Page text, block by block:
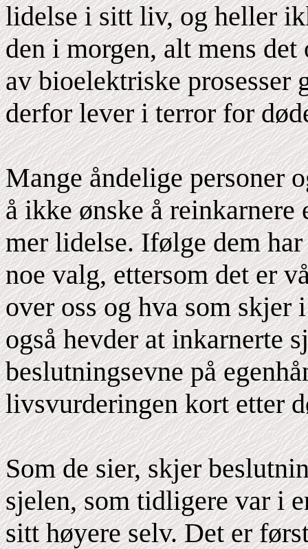
lidelse i sitt liv, og heller
den i morgen, alt mens det
av bioelektriske prosesser
derfor lever i terror for
Mange åndelige personer
å ikke ønske å
mer lidelse. Ifølge dem
noe valg, ettersom det er
over oss og hva som skjer
også hevder at inkarnerte
beslutningsevne på
livsvurderingen kort etter
Som de sier, skjer
sjelen, som tidligere var i
sitt høyere selv. Det er